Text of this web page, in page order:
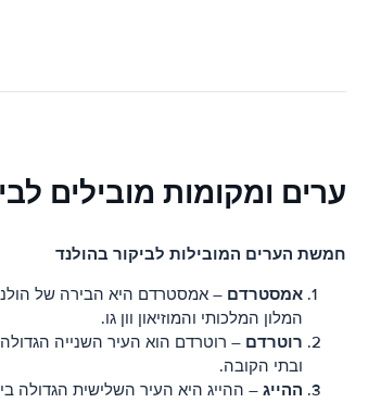
ערים ומקומות מובילים
חמשת הערים המובילות לביקור בהולנד
אמסטרדם – אמסטרדם היא הבירה של הולנד
המלון המלכותי והמוזיאון וון גו.
רוטרדם – רוטרדם הוא העיר השנייה
ובתי הקובה.
ההייג – ההייג היא העיר השלישית הגדולה